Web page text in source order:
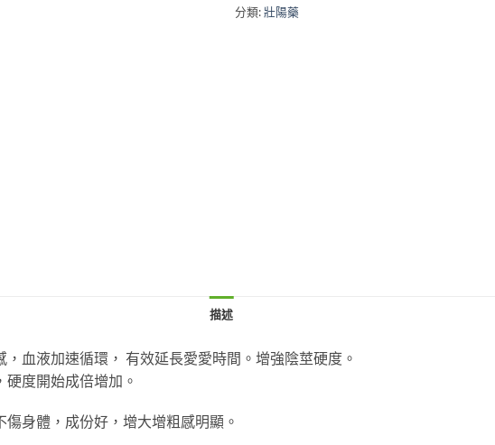
分類:壯陽藥
描述
血液加速循環， 有效延長愛愛時間。增強陰莖硬度。
度開始成倍增加。
身體，成份好，增大增粗感明顯。